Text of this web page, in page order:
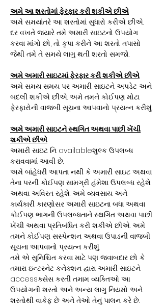
અમે આ શરતોમાં ફેરફાર કરી શકીએ છીએ
અમે સમયાંતરે આ શરતોમાં સુધારો કરીએ છીએ.
દર વખતે જ્યારે તમે અમારી સાઇટનો ઉપયોગ
કરવા માંગો છો, તો કૃપા કરીને આ શરતો તપાસો
જેથી તમે તે સમયે લાગુ થતી શરતો સમજો.
અમે અમારી સાઇટમાં ફેરફાર કરી શકીએ છીએ
અમે સમય સમય પર અમારી સાઇટને અપડેટ અને
બદલી શકીએ છીએ. અમે તમને કોઈપણ મોટા
ફેરફારોની વાજબી સૂચના આપવાનો પ્રયત્ન કરીશું.
અમે અમારી સાઇટને સ્થગિત અથવા પાછી ખેંચી
શકીએ છીએ
અમારી સાઇટ નિ availableશુલ્ક ઉપલબ્ધ
કરાવવામાં આવી છે.
અમે બાંહેધરી આપતા નથી કે અમારી સાઇટ અથવા
તેના પરની કોઈપણ સામગ્રી હંમેશા ઉપલબ્ધ રહેશે
અથવા અવિરત રહેશે. અમે વ્યવસાય અને
કાર્યકારી કારણોસર અમારી સાઇટના બધા અથવા
કોઈપણ ભાગની ઉપલબ્ધતાને સ્થગિત અથવા પાછી
ખેંચી અથવા પ્રતિબંધિત કરી શકીએ છીએ. અમે
તમને કોઈપણ સસ્પેન્શન અથવા ઉપાડની વાજબી
સૂચના આપવાનો પ્રયત્ન કરીશું.
તમે એ સુનિશ્ચિત કરવા માટે પણ જવાબદાર છો કે
તમારા ઇન્ટરનેટ કનેક્શન દ્વારા અમારી સાઇટને
accessક્સેસ કરતી તમામ વ્યક્તિઓ આ
ઉપયોગની શરતો અને અન્ય લાગુ નિયમો અને
શરતોથી વાકેફ છે અને તેઓ તેનું પાલન કરે છે.